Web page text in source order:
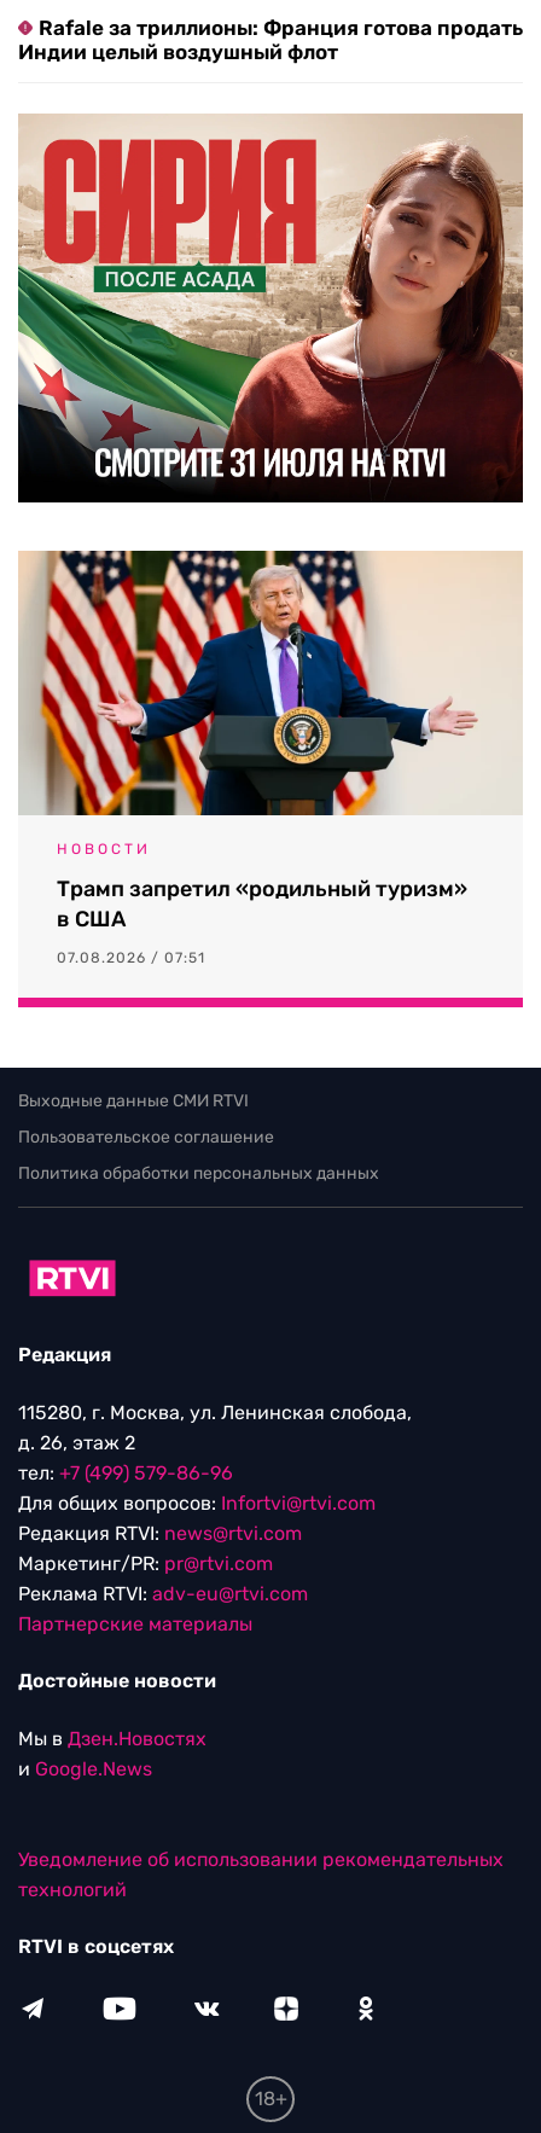
Rafale за триллионы: Франция готова продать
Индии целый воздушный флот
НОВОСТИ
Трамп запретил «родильный туризм»
в США
07.08.2026 / 07:51
Выходные данные СМИ RTVI
Пользовательское соглашение
Политика обработки персональных данных
Редакция
115280, г. Москва, ул. Ленинская слобода,
д. 26, этаж 2
тел: +7 (499) 579-86-96
Для общих вопросов: Infortvi@rtvi.com
Редакция RTVI: news@rtvi.com
Маркетинг/PR: pr@rtvi.com
Реклама RTVI: adv-eu@rtvi.com
Партнерские материалы
Достойные новости
Мы в Дзен.Новостях
и Google.News
Уведомление об использовании рекомендательных
технологий
RTVI в соцсетях
18+